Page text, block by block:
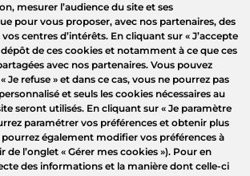
mesurer l’audience du site et ses
pour vous proposer, avec nos partenaires, des
centres d’intérêts. En cliquant sur « J’accepte
de ces cookies et notamment à ce que ces
avec nos partenaires. Vous pouvez
« Je refuse » et dans ce cas, vous ne pourrez pas
et seuls les cookies nécessaires au
seront utilisés. En cliquant sur « Je paramètre
paramétrer vos préférences et obtenir plus
également modifier vos préférences à
l’onglet « Gérer mes cookies »). Pour en
des informations et la manière dont celle-ci